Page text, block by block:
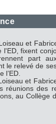
et
l'ED, fixent
part
le relevé de
l’ED.
et
réunions des
au Collège